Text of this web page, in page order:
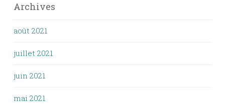
Archives
août 2021
juillet 2021
juin 2021
mai 2021